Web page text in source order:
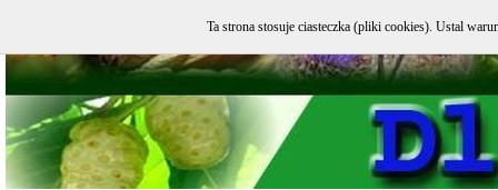
Ta strona stosuje ciasteczka (pliki cookies). Ustal